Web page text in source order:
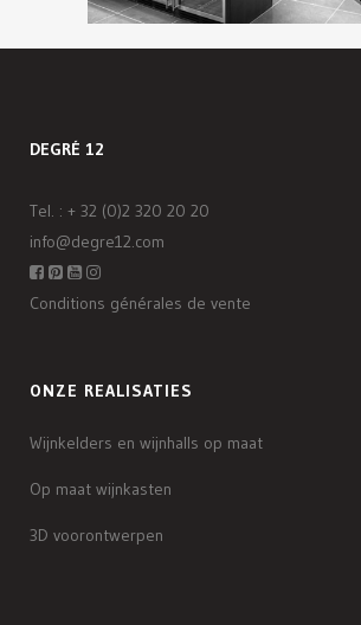
DEGRÉ 12
Tel. : + 32 (0)2 320 20 20
info@degre12.com
Conditions générales de vente
ONZE REALISATIES
Wijnkelders en wijnhalls op maat
Op maat wijnkasten
3D voorontwerpen